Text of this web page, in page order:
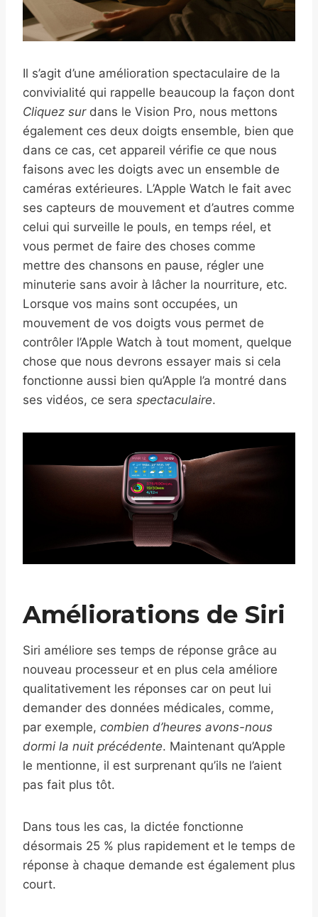
Il s’agit d’une amélioration spectaculaire de la
convivialité qui rappelle beaucoup la façon dont
Cliquez surdans le Vision Pro, nous mettons
également ces deux doigts ensemble, bien que
dans ce cas, cet appareil vérifie ce que nous
faisons avec les doigts avec un ensemble de
caméras extérieures. L’Apple Watch le fait avec
ses capteurs de mouvement et d’autres comme
celui qui surveille le pouls, en temps réel, et
vous permet de faire des choses comme
mettre des chansons en pause, régler une
minuterie sans avoir à lâcher la nourriture, etc.
Lorsque vos mains sont occupées, un
mouvement de vos doigts vous permet de
contrôler l’Apple Watch à tout moment, quelque
chose que nous devrons essayer mais si cela
fonctionne aussi bien qu’Apple l’a montré dans
ses vidéos, ce sera spectaculaire.
Améliorations de Siri
Siri améliore ses temps de réponse grâce au
nouveau processeur et en plus cela améliore
qualitativement les réponses car on peut lui
demander des données médicales, comme,
par exemple, combien d’heures avons-nous
dormi la nuit précédente. Maintenant qu’Apple
le mentionne, il est surprenant qu’ils ne l’aient
pas fait plus tôt.
Dans tous les cas, la dictée fonctionne
désormais 25 % plus rapidement et le temps de
réponse à chaque demande est également plus
court.